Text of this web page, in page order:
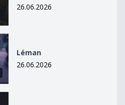
26.06.2026
Léman
26.06.2026